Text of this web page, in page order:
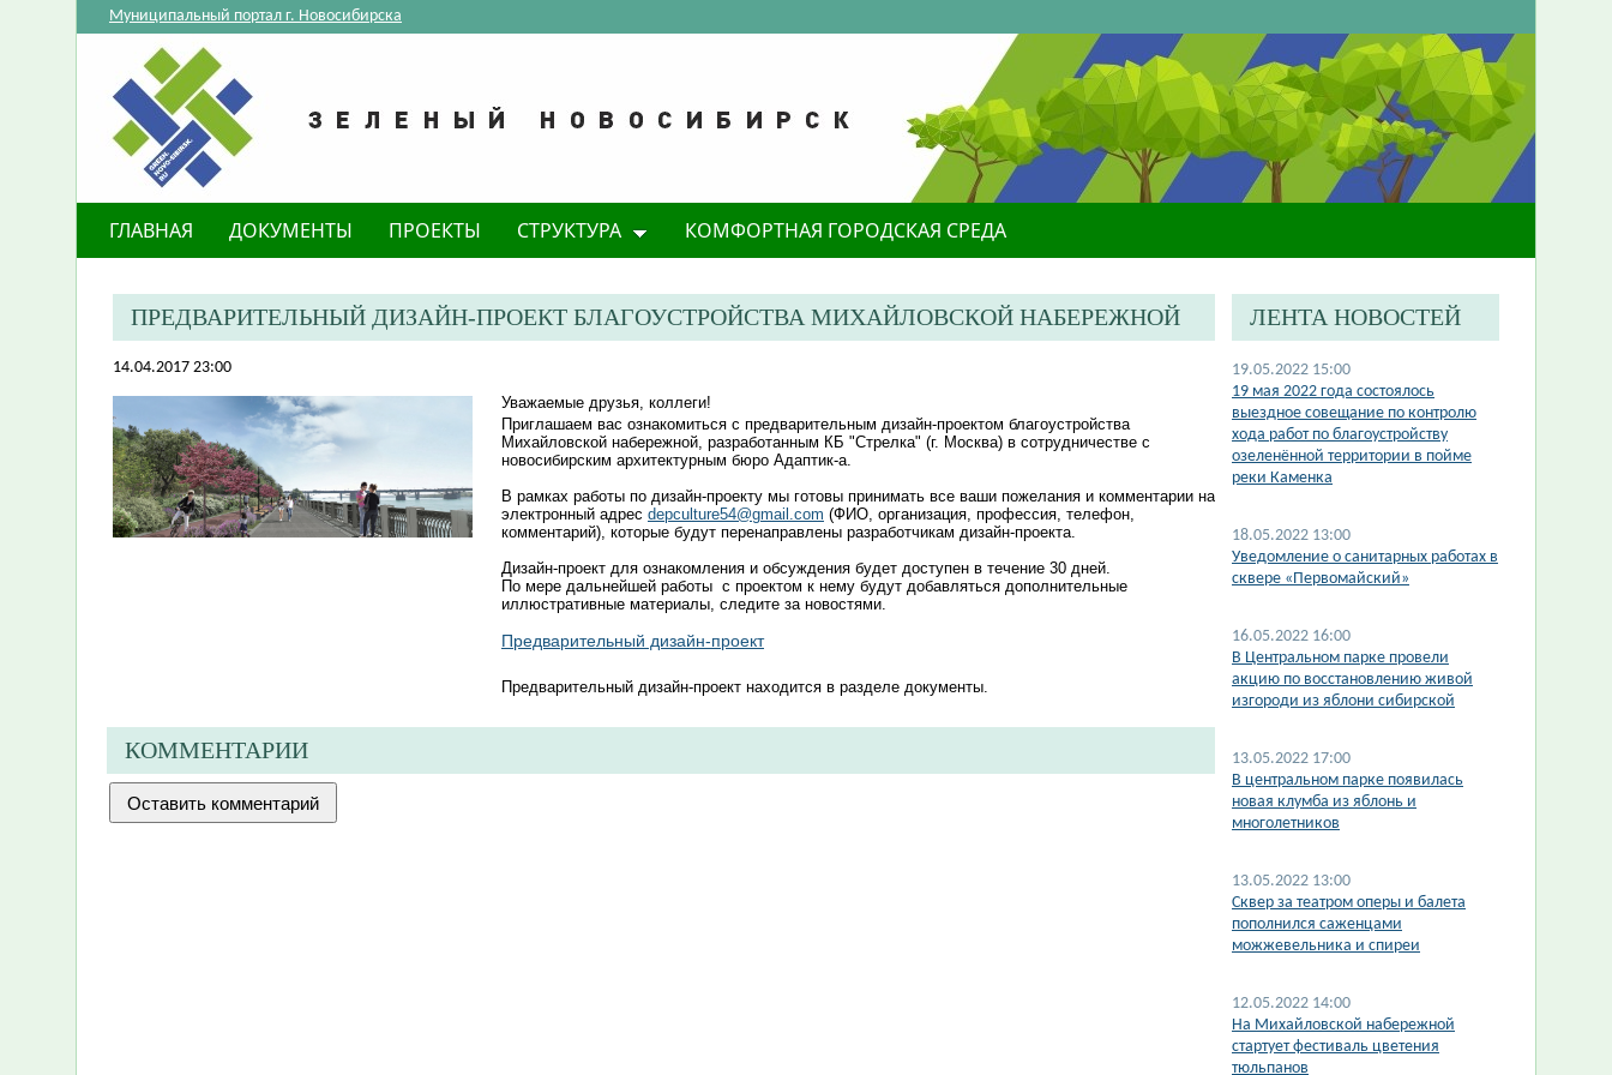
Муниципальный портал г. Новосибирска
ГЛАВНАЯ ДОКУМЕНТЫ ПРОЕКТЫ СТРУКТУРА КОМФОРТНАЯ ГОРОДСКАЯ СРЕДА
ПРЕДВАРИТЕЛЬНЫЙ ДИЗАЙН-ПРОЕКТ БЛАГОУСТРОЙСТВА МИХАЙЛОВСКОЙ НАБЕРЕЖНОЙ
14.04.2017 23:00
Уважаемые друзья, коллеги!
Приглашаем вас ознакомиться с предварительным дизайн-проектом благоустройства
Михайловской набережной, разработанным КБ "Стрелка" (г. Москва) в сотрудничестве с
новосибирским архитектурным бюро Адаптик-а.
В рамках работы по дизайн-проекту мы готовы принимать все ваши пожелания и комментарии на
электронный адрес depculture54@gmail.com (ФИО, организация, профессия, телефон,
комментарий), которые будут перенаправлены разработчикам дизайн-проекта.
Дизайн-проект для ознакомления и обсуждения будет доступен в течение 30 дней.
По мере дальнейшей работы с проектом к нему будут добавляться дополнительные
иллюстративные материалы, следите за новостями.
Предварительный дизайн-проект​
Предварительный дизайн-проект находится в разделе документы.​
КОММЕНТАРИИ
ЛЕНТА НОВОСТЕЙ
19.05.2022 15:00
19 мая 2022 года состоялось
выездное совещание по контролю
хода работ по благоустройству
озеленённой территории в пойме
реки Каменка
18.05.2022 13:00
Уведомление о санитарных работах в
сквере «Первомайский»
16.05.2022 16:00
В Центральном парке провели
акцию по восстановлению живой
изгороди из яблони сибирской
13.05.2022 17:00
В центральном парке появилась
новая клумба из яблонь и
многолетников
13.05.2022 13:00
Сквер за театром оперы и балета
пополнился саженцами
можжевельника и спиреи
12.05.2022 14:00
На Михайловской набережной
стартует фестиваль цветения
тюльпанов